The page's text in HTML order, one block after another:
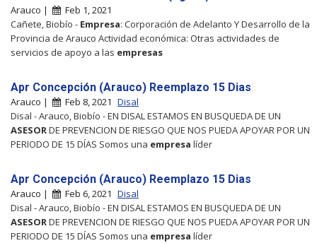
Arauco |
Feb 1, 2021
Cañete, Biobío - Empresa: Corporación de Adelanto Y Desarrollo de la
Provincia de Arauco Actividad económica: Otras actividades de
servicios de apoyo a las empresas
Apr Concepción (Arauco) Reemplazo 15 Dias
Arauco | Feb 8, 2021 Disal
Disal - Arauco, Biobío - EN DISAL ESTAMOS EN BUSQUEDA DE UN
ASESOR DE PREVENCION DE RIESGO QUE NOS PUEDA APOYAR POR UN
PERIODO DE 15 DÍAS Somos una empresa líder
Apr Concepción (Arauco) Reemplazo 15 Dias
Arauco | Feb 6, 2021 Disal
Disal - Arauco, Biobío - EN DISAL ESTAMOS EN BUSQUEDA DE UN
ASESOR DE PREVENCION DE RIESGO QUE NOS PUEDA APOYAR POR UN
PERIODO DE 15 DÍAS Somos una empresa líder